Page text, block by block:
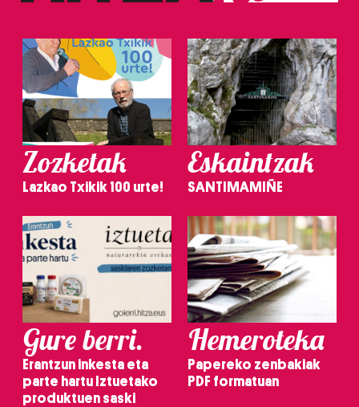
Zozketak
Lazkao Txikik 100 urte!
Eskaintzak
SANTIMAMIÑE
Gure berri.
Erantzun inkesta eta
parte hartu Iztuetako
produktuen saski
Hemeroteka
Papereko zenbakiak
PDF formatuan